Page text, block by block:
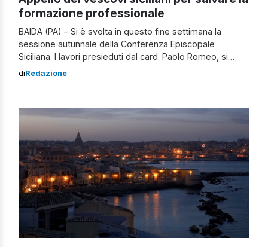
formazione professionale
BAIDA (PA) – Si è svolta in questo fine settimana la
sessione autunnale della Conferenza Episcopale
Siciliana. I lavori presieduti dal card. Paolo Romeo, si
sono svolti inizialmente in sessione pubblica presso la
hanno affrontato i punti all’ordine del giorno. Nella […]
diRedazione